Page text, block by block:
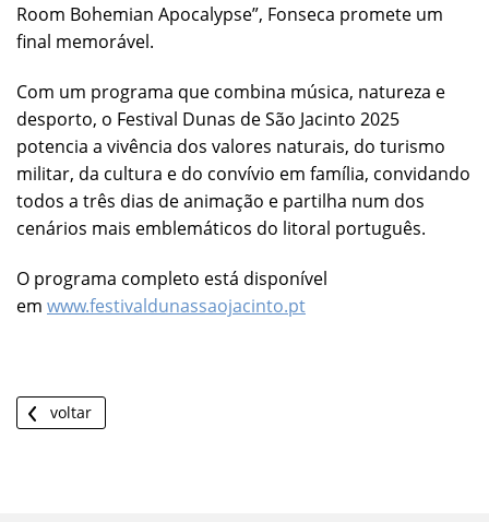
Room Bohemian Apocalypse”, Fonseca promete um
final memorável.
Com um programa que combina música, natureza e
desporto, o Festival Dunas de São Jacinto 2025
potencia a vivência dos valores naturais, do turismo
militar, da cultura e do convívio em família, convidando
todos a três dias de animação e partilha num dos
cenários mais emblemáticos do litoral português.
O programa completo está disponível
em www.festivaldunassaojacinto.pt
voltar